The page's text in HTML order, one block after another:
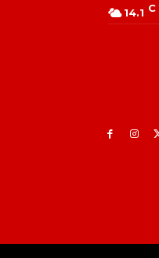
14.1 C